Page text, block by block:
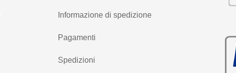
Informazione di spedizione
Pagamenti
Spedizioni